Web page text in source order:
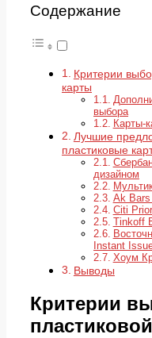
Содержание
Критерии
карты
выбора
Карты-
Лучшие
пластиковые
дизайном
Ak
Citi
Tinkoff
Instant
Хоум
Выводы
Критерии